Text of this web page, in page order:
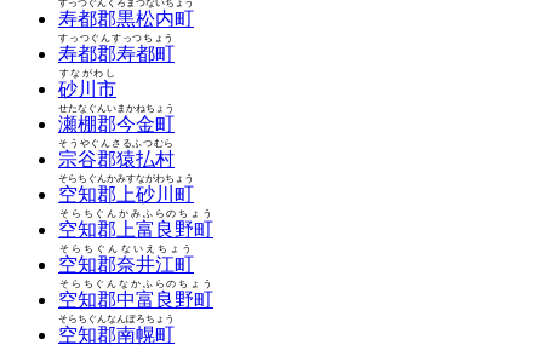
寿都郡黒松内町
すっつぐんくろまつないちょう
寿都郡寿都町
すっつぐんすっつちょう
砂川市
すながわし
瀬棚郡今金町
せたなぐんいまかねちょう
宗谷郡猿払村
そうやぐんさるふつむら
空知郡上砂川町
そらちぐんかみすながわちょう
空知郡上富良野町
そらちぐんかみふらのちょう
空知郡奈井江町
そらちぐんないえちょう
空知郡中富良野町
そらちぐんなかふらのちょう
空知郡南幌町
そらちぐんなんぽろちょう